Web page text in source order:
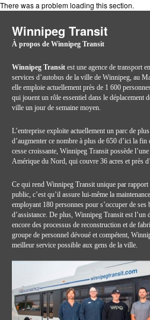
There was a problem loading this section.
Winnipeg Transit
À propos de Winnipeg Transit
Winnipeg Transit est une agence de transport
services d’autobus de la ville de Winnipeg, au
elle emploie actuellement près de 1 600
qui jouent un rôle essentiel dans le déplacement
ville un jour de semaine moyen.
L’entreprise exploite actuellement un parc de
d’augmenter ce nombre à plus de 650 d’ici la
cesse croissante, Winnipeg Transit possède
Amérique du Nord, qui couvre 36 acres et près
Ce qui rend Winnipeg Transit unique par rapport
public, c’est qu’il assure lui-même la
employant 180 personnes pour s’occuper de
d’assistance. De plus, Winnipeg Transit est l’un
encore des processus de reconstruction et de
groupe de personnel dévoué et compétent,
meilleur service possible aux gens de la ville.